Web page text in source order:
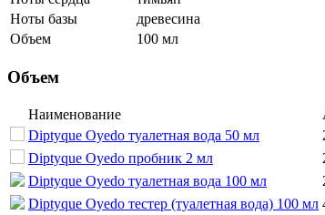
Ноты базы
древесина
Объем
100 мл
Объем
Наименование
Diptyque Oyedo туалетная вода 50 мл
Diptyque Oyedo пробник 2 мл
Diptyque Oyedo туалетная вода 100 мл
Diptyque Oyedo тестер (туалетная вода) 100 мл